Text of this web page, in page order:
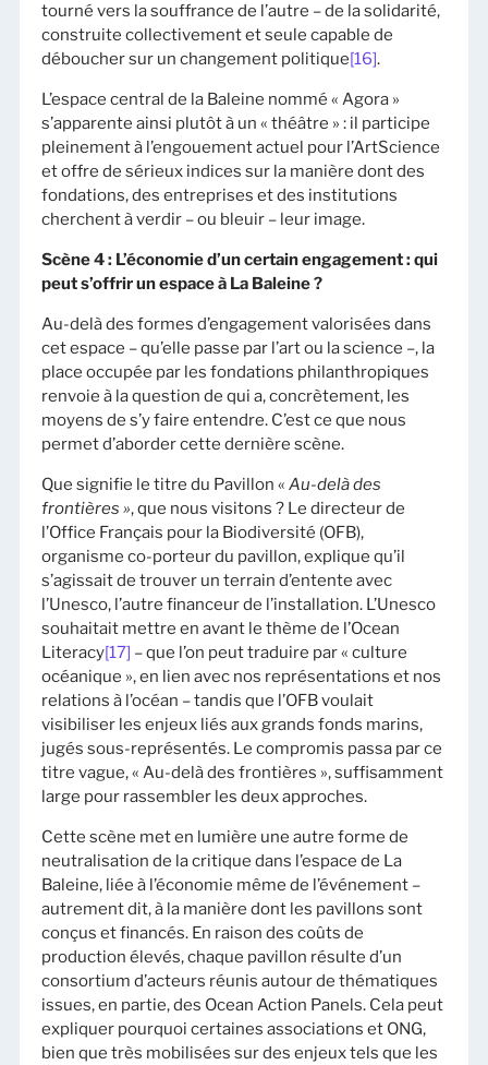
tourné vers la souffrance de l’autre – de la solidarité,
construite collectivement et seule capable de
déboucher sur un changement politique[16].
L’espace central de la Baleine nommé « Agora »
s’apparente ainsi plutôt à un « théâtre » : il participe
pleinement à l’engouement actuel pour l’ArtScience
et offre de sérieux indices sur la manière dont des
fondations, des entreprises et des institutions
cherchent à verdir – ou bleuir – leur image.
Scène 4 : L’économie d’un certain engagement : qui
peut s’offrir un espace à La Baleine ?
Au-delà des formes d’engagement valorisées dans
cet espace – qu’elle passe par l’art ou la science –, la
place occupée par les fondations philanthropiques
renvoie à la question de qui a, concrètement, les
moyens de s’y faire entendre. C’est ce que nous
permet d’aborder cette dernière scène.
Que signifie le titre du Pavillon « Au-delà des
frontières », que nous visitons ? Le directeur de
l’Office Français pour la Biodiversité (OFB),
organisme co-porteur du pavillon, explique qu’il
s’agissait de trouver un terrain d’entente avec
l’Unesco, l’autre financeur de l’installation. L’Unesco
souhaitait mettre en avant le thème de l’Ocean
Literacy[17] – que l’on peut traduire par « culture
océanique », en lien avec nos représentations et nos
relations à l’océan – tandis que l’OFB voulait
visibiliser les enjeux liés aux grands fonds marins,
jugés sous-représentés. Le compromis passa par ce
titre vague, « Au-delà des frontières », suffisamment
large pour rassembler les deux approches.
Cette scène met en lumière une autre forme de
neutralisation de la critique dans l’espace de La
Baleine, liée à l’économie même de l’événement –
autrement dit, à la manière dont les pavillons sont
conçus et financés. En raison des coûts de
production élevés, chaque pavillon résulte d’un
consortium d’acteurs réunis autour de thématiques
issues, en partie, des Ocean Action Panels. Cela peut
expliquer pourquoi certaines associations et ONG,
bien que très mobilisées sur des enjeux tels que les